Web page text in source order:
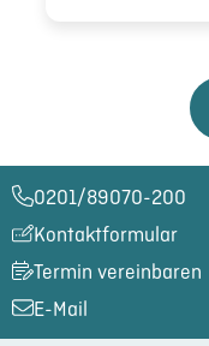
0201/89070-200​
Kontaktformular
Termin vereinbaren
E-Mail